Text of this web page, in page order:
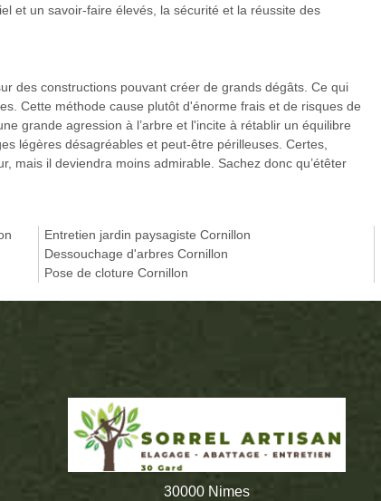
et un savoir-faire élevés, la sécurité et la réussite des
des constructions pouvant créer de grands dégâts. Ce qui
Cette méthode cause plutôt d'énorme frais et de risques de
grande agression à l’arbre et l'incite à rétablir un équilibre
légères désagréables et peut-être périlleuses. Certes,
mais il deviendra moins admirable. Sachez donc qu’étêter
Entretien jardin paysagiste Cornillon
Dessouchage d'arbres Cornillon
Pose de cloture Cornillon
30000 Nimes